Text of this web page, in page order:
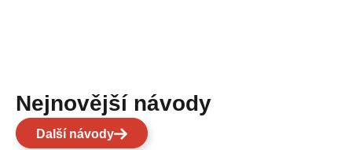
Nejnovější návody
Další návody